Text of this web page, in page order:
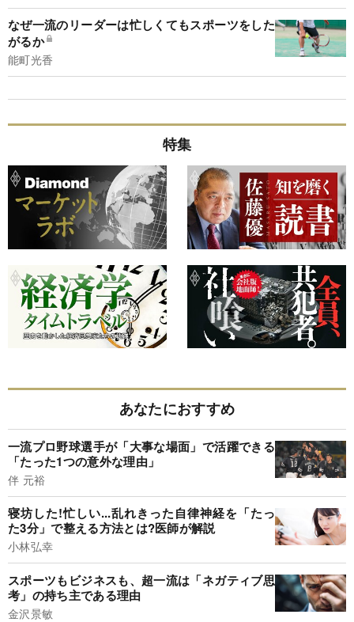
なぜ一流のリーダーは忙しくてもスポーツをした
がるか
能町光香
特集
あなたにおすすめ
一流プロ野球選手が「大事な場面」で活躍できる
「たった1つの意外な理由」
伴 元裕
寝坊した!忙しい...乱れきった自律神経を「たっ
た3分」で整える方法とは?医師が解説
小林弘幸
スポーツもビジネスも、超一流は「ネガティブ思
考」の持ち主である理由
金沢景敏